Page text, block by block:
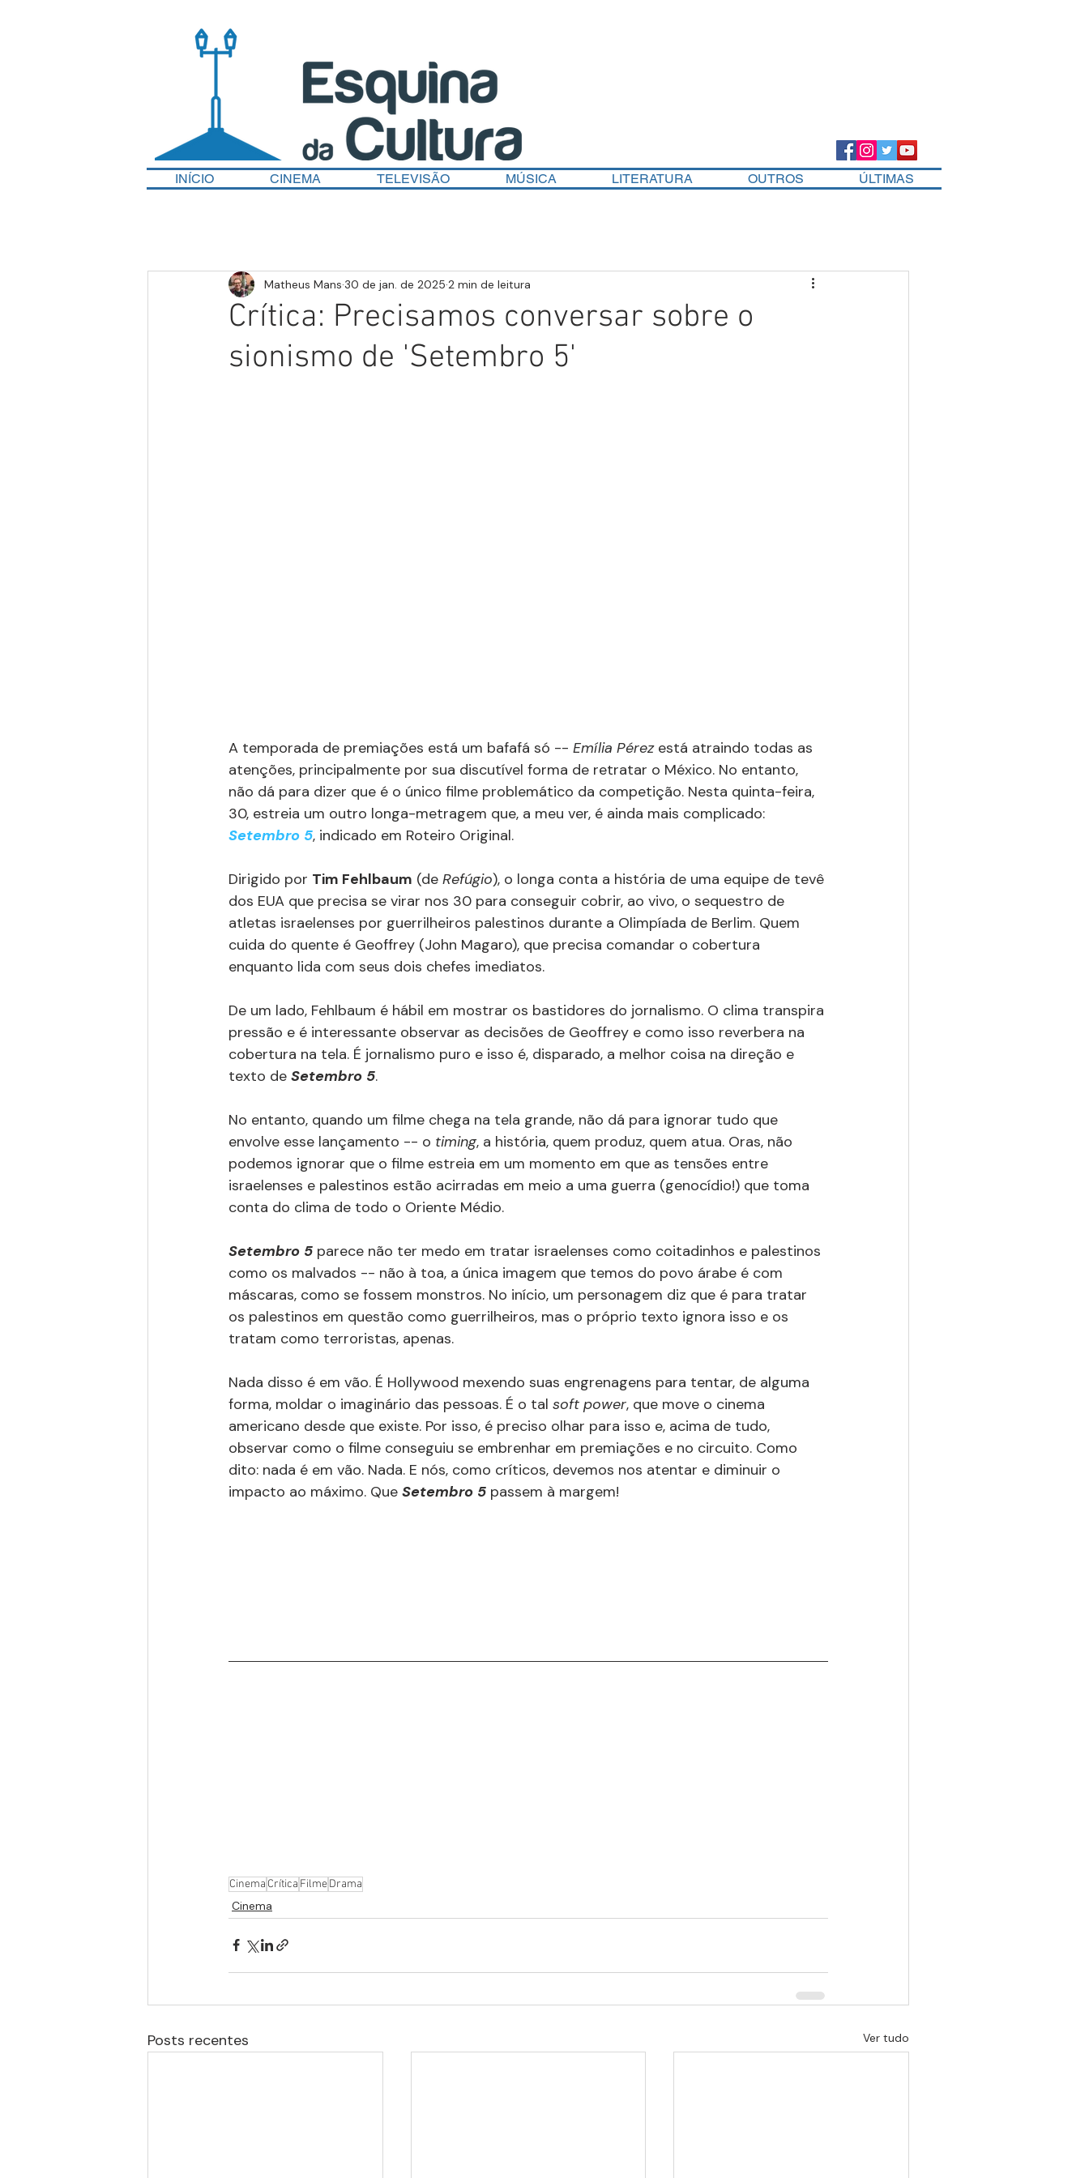
INÍCIO CINEMA TELEVISÃO MÚSICA LITERATURA OUTROS ÚLTIMAS
Crítica: Precisamos conversar sobre o
sionismo de 'Setembro 5'
Matheus Mans 30 de jan. de 2025 2 min de leitura
A temporada de premiações está um bafafá só -- Emília Pérez está atraindo todas as
atenções, principalmente por sua discutível forma de retratar o México. No entanto,
não dá para dizer que é o único filme problemático da competição. Nesta quinta-feira,
30, estreia um outro longa-metragem que, a meu ver, é ainda mais complicado:
Setembro 5, indicado em Roteiro Original.
Dirigido por Tim Fehlbaum (de Refúgio), o longa conta a história de uma equipe de tevê
dos EUA que precisa se virar nos 30 para conseguir cobrir, ao vivo, o sequestro de
atletas israelenses por guerrilheiros palestinos durante a Olimpíada de Berlim. Quem
cuida do quente é Geoffrey (John Magaro), que precisa comandar o cobertura
enquanto lida com seus dois chefes imediatos.
De um lado, Fehlbaum é hábil em mostrar os bastidores do jornalismo. O clima transpira
pressão e é interessante observar as decisões de Geoffrey e como isso reverbera na
cobertura na tela. É jornalismo puro e isso é, disparado, a melhor coisa na direção e
texto de Setembro 5.
No entanto, quando um filme chega na tela grande, não dá para ignorar tudo que
envolve esse lançamento -- o timing, a história, quem produz, quem atua. Oras, não
podemos ignorar que o filme estreia em um momento em que as tensões entre
israelenses e palestinos estão acirradas em meio a uma guerra (genocídio!) que toma
conta do clima de todo o Oriente Médio.
Setembro 5 parece não ter medo em tratar israelenses como coitadinhos e palestinos
como os malvados -- não à toa, a única imagem que temos do povo árabe é com
máscaras, como se fossem monstros. No início, um personagem diz que é para tratar
os palestinos em questão como guerrilheiros, mas o próprio texto ignora isso e os
tratam como terroristas, apenas.
Nada disso é em vão. É Hollywood mexendo suas engrenagens para tentar, de alguma
forma, moldar o imaginário das pessoas. É o tal soft power, que move o cinema
americano desde que existe. Por isso, é preciso olhar para isso e, acima de tudo,
observar como o filme conseguiu se embrenhar em premiações e no circuito. Como
dito: nada é em vão. Nada. E nós, como críticos, devemos nos atentar e diminuir o
impacto ao máximo. Que Setembro 5 passem à margem!
Cinema Crítica FilmeDrama
Cinema
Posts recentes Ver tudo